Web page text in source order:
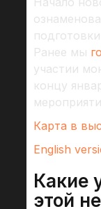
Ранее мы
участии
концу
Карта в
English
Какие
этой